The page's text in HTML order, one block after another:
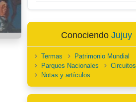
Conociendo Jujuy
Termas
Patrimonio Mundial
Parques Nacionales
Circuitos
Notas y artículos